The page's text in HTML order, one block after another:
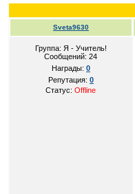
Sveta9630
Группа: Я - Учитель!
Сообщений:24
Награды: 0
Репутация: 0
Статус:Offline